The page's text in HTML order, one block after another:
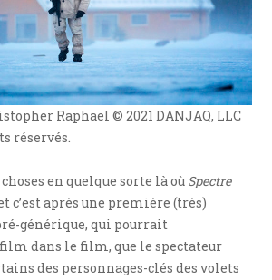
Raphael © 2021 DANJAQ, LLC
réservés.
en quelque sorte là où Spectre
c’est après une première (très)
générique, qui pourrait
film dans le film, que le spectateur
des personnages-clés des volets